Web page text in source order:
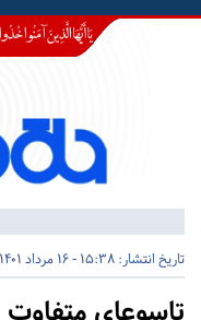
تاریخ انتشار: 15:38 - 16 مرداد 1401
تاسوعای متفاوت